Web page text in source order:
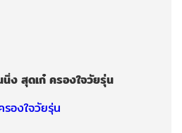
นิ่ง​ สุดเก๋ ครองใจ​วัยรุ่น​